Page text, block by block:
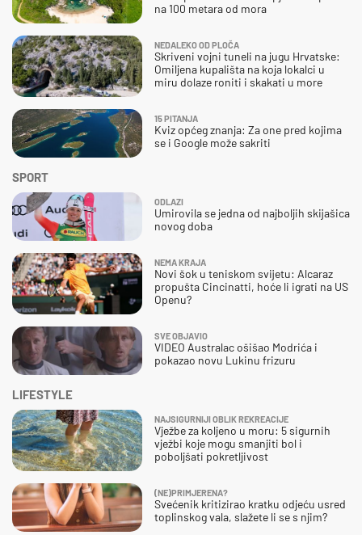
SPORT
ODLAZI
Umirovila se jedna od najboljih skijašica
novog doba
NEMA KRAJA
Novi šok u teniskom svijetu: Alcaraz
propušta Cincinatti, hoće li igrati na US
Openu?
SVE OBJAVIO
VIDEO Australac ošišao Modrića i
pokazao novu Lukinu frizuru
na 100 metara od mora
NEDALEKO OD PLOČA
Skriveni vojni tuneli na jugu Hrvatske:
Omiljena kupališta na koja lokalci u
miru dolaze roniti i skakati u more
15 PITANJA
Kviz općeg znanja: Za one pred kojima
se i Google može sakriti
LIFESTYLE
NAJSIGURNIJI OBLIK REKREACIJE
Vježbe za koljeno u moru: 5 sigurnih
vježbi koje mogu smanjiti bol i
poboljšati pokretljivost
(NE)PRIMJERENA?
Svećenik kritizirao kratku odjeću usred
toplinskog vala, slažete li se s njim?